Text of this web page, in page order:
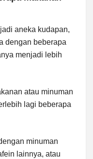
aneka kudapan,
dengan beberapa
menjadi lebih
atau minuman
lagi beberapa
minuman
lainnya, atau